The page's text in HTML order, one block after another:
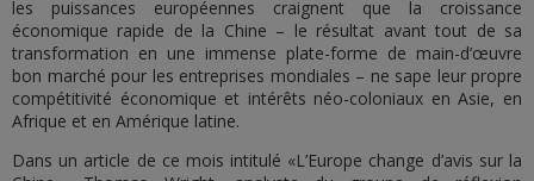
les puissances européennes craignent que la croissance
économique rapide de la Chine – le résultat avant tout de sa
transformation en une immense plate-forme de main-d’œuvre
bon marché pour les entreprises mondiales – ne sape leur propre
compétitivité économique et intérêts néo-coloniaux en Asie, en
Afrique et en Amérique latine.
Dans un article de ce mois intitulé «L’Europe change d’avis sur la